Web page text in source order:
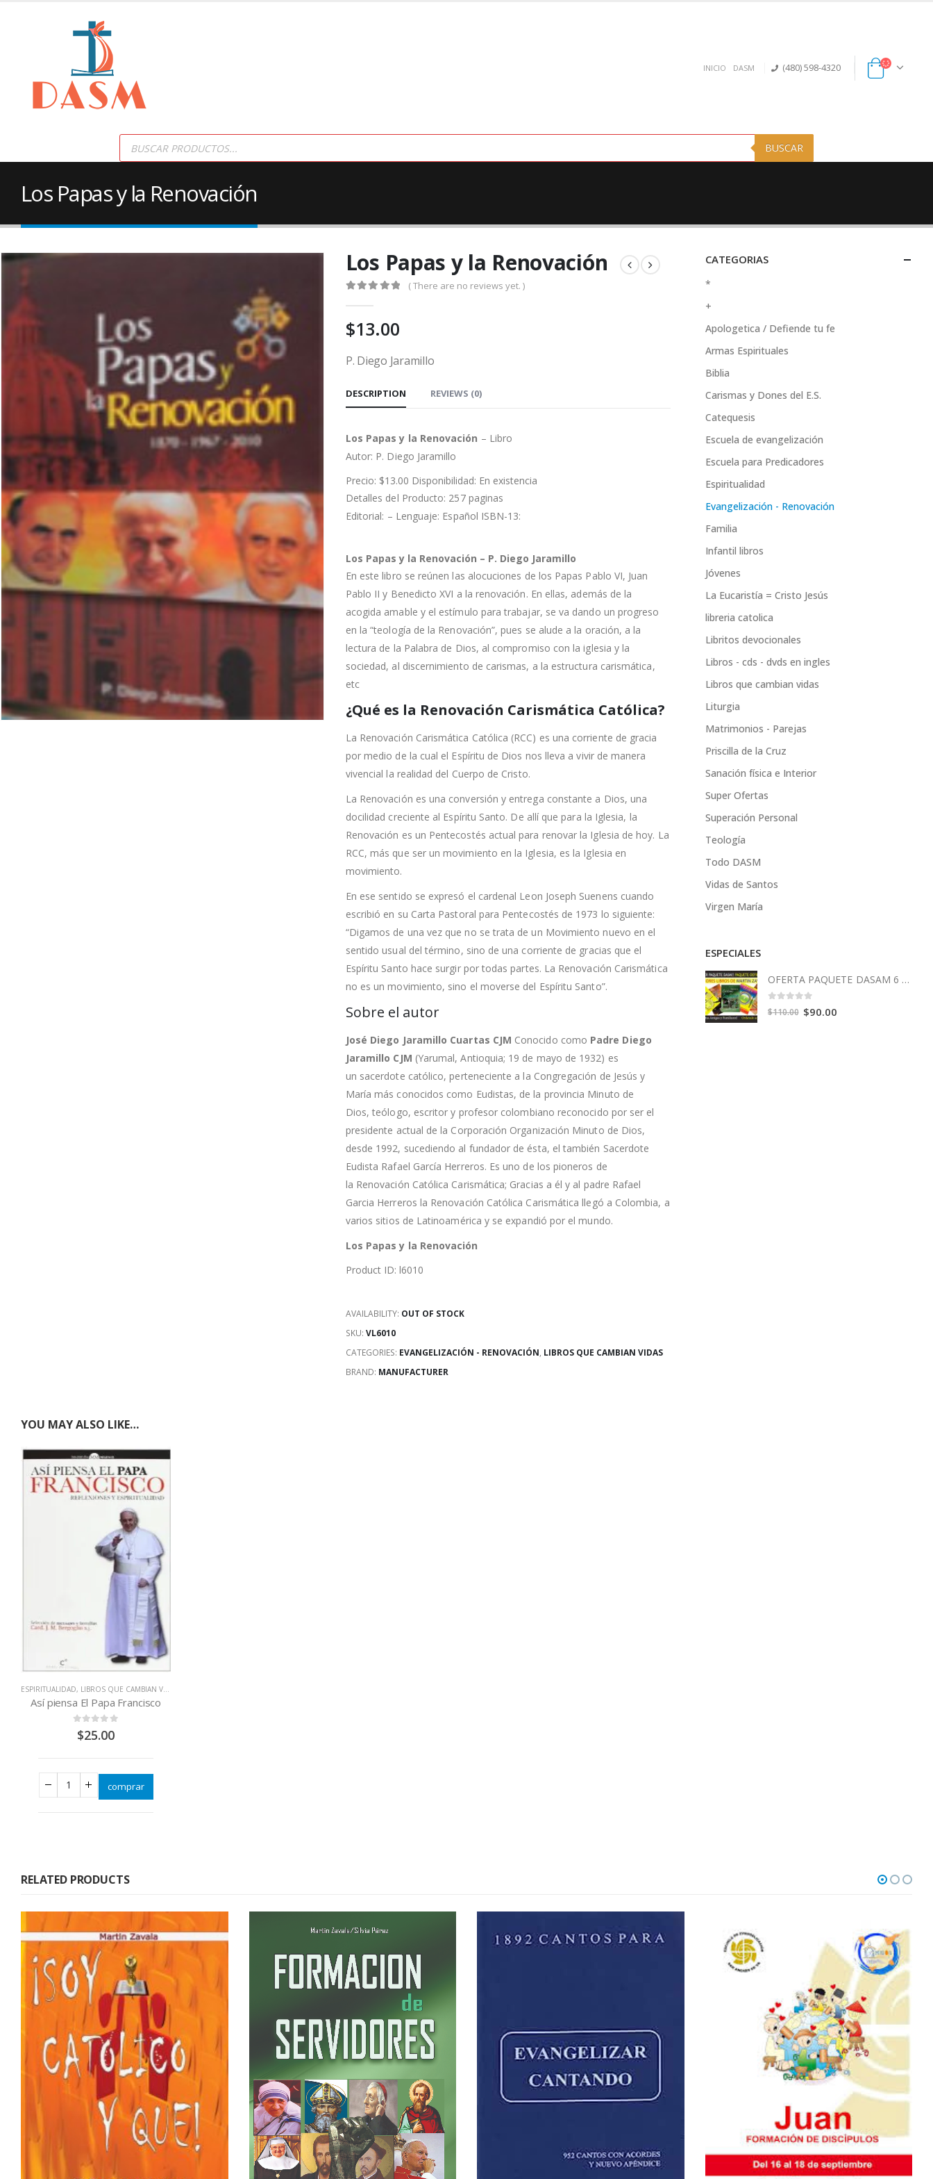
INICIO DASM (480) 598-4320
Products
search BUSCAR
Los Papas y la Renovación
Los Papas y la Renovación
( There are no reviews yet. )
$13.00
P. Diego Jaramillo
DESCRIPTION REVIEWS (0)
Los Papas y la Renovación – Libro
Autor: P. Diego Jaramillo
Precio: $13.00 Disponibilidad: En existencia
Detalles del Producto: 257 paginas
Editorial: – Lenguaje: Español ISBN-13:
Los Papas y la Renovación – P. Diego Jaramillo
En este libro se reúnen las alocuciones de los Papas Pablo VI, Juan
Pablo II y Benedicto XVI a la renovación. En ellas, además de la
acogida amable y el estímulo para trabajar, se va dando un progreso
en la “teología de la Renovación”, pues se alude a la oración, a la
lectura de la Palabra de Dios, al compromiso con la iglesia y la
sociedad, al discernimiento de carismas, a la estructura carismática,
etc
¿Qué es la Renovación Carismática Católica?
La Renovación Carismática Católica (RCC) es una corriente de gracia
por medio de la cual el Espíritu de Dios nos lleva a vivir de manera
vivencial la realidad del Cuerpo de Cristo.
La Renovación es una conversión y entrega constante a Dios, una
docilidad creciente al Espíritu Santo. De allí que para la Iglesia, la
Renovación es un Pentecostés actual para renovar la Iglesia de hoy. La
RCC, más que ser un movimiento en la Iglesia, es la Iglesia en
movimiento.
En ese sentido se expresó el cardenal Leon Joseph Suenens cuando
escribió en su Carta Pastoral para Pentecostés de 1973 lo siguiente:
“Digamos de una vez que no se trata de un Movimiento nuevo en el
sentido usual del término, sino de una corriente de gracias que el
Espíritu Santo hace surgir por todas partes. La Renovación Carismática
no es un movimiento, sino el moverse del Espíritu Santo”.
Sobre el autor
José Diego Jaramillo Cuartas CJM Conocido como Padre Diego
Jaramillo CJM (Yarumal, Antioquia; 19 de mayo de 1932) es
un sacerdote católico, perteneciente a la Congregación de Jesús y
María más conocidos como Eudistas, de la provincia Minuto de
Dios, teólogo, escritor y profesor colombiano reconocido por ser el
presidente actual de la Corporación Organización Minuto de Dios,
desde 1992, sucediendo al fundador de ésta, el también Sacerdote
Eudista Rafael García Herreros. ​Es uno de los pioneros de
la Renovación Católica Carismática; Gracias a él y al padre Rafael
Garcia Herreros la Renovación Católica Carismática llegó a Colombia, a
varios sitios de Latinoamérica y se expandió por el mundo.
Los Papas y la Renovación
Product ID: l6010
AVAILABILITY: OUT OF STOCK
SKU: VL6010
CATEGORIES: EVANGELIZACIÓN - RENOVACIÓN, LIBROS QUE CAMBIAN VIDAS
BRAND: MANUFACTURER
YOU MAY ALSO LIKE…
ESPIRITUALIDAD, LIBROS QUE CAMBIAN VIDAS
Así piensa El Papa Francisco
out of 5
$25.00
comprar
CATEGORIAS
*
+
Apologetica / Defiende tu fe
Armas Espirituales
Biblia
Carismas y Dones del E.S.
Catequesis
Escuela de evangelización
Escuela para Predicadores
Espiritualidad
Evangelización - Renovación
Familia
Infantil libros
Jóvenes
La Eucaristía = Cristo Jesús
libreria catolica
Libritos devocionales
Libros - cds - dvds en ingles
Libros que cambian vidas
Liturgia
Matrimonios - Parejas
Priscilla de la Cruz
Sanación física e Interior
Super Ofertas
Superación Personal
Teología
Todo DASM
Vidas de Santos
Virgen María
ESPECIALES
OFERTA PAQUETE DASAM 6 Libros
0 out of 5
$110.00 Original
$90.00Current
RELATED PRODUCTS